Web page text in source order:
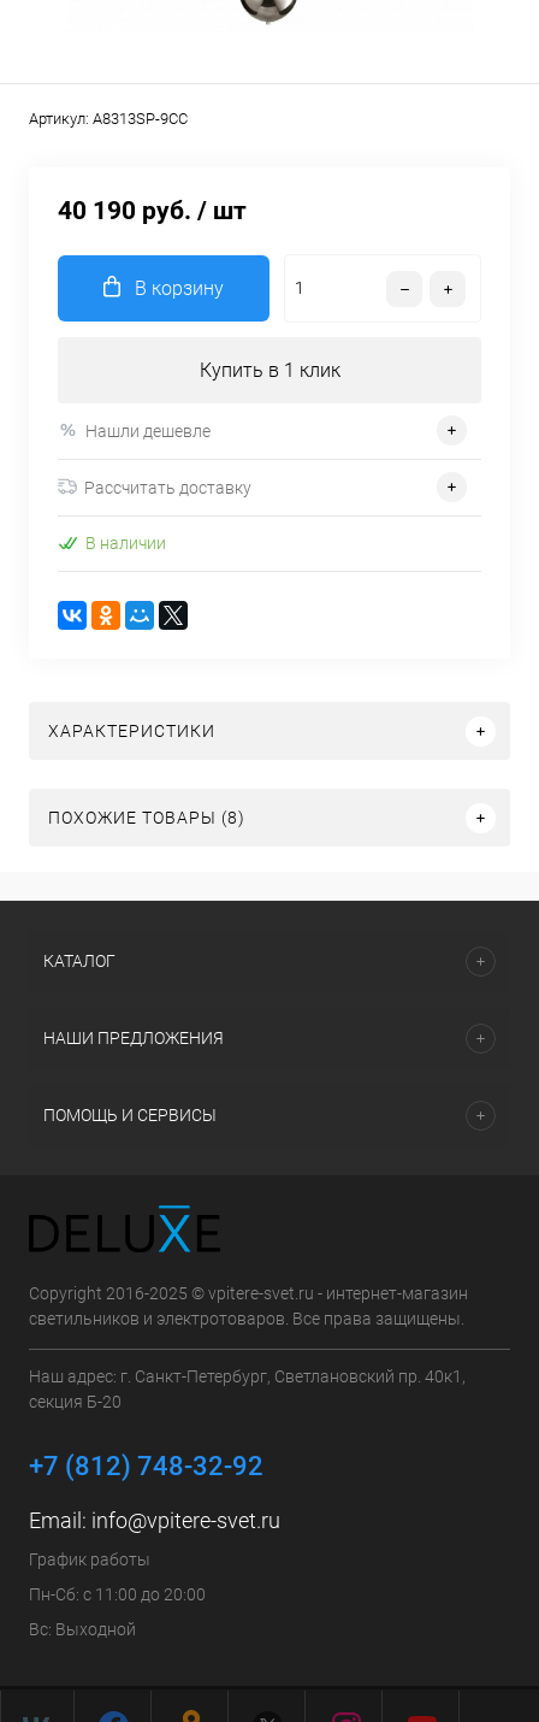
Артикул: A8313SP-9CC
40 190 руб. / шт
В корзину
Купить в 1 клик
Нашли дешевле
Рассчитать доставку
В наличии
ХАРАКТЕРИСТИКИ
ПОХОЖИЕ ТОВАРЫ (8)
КАТАЛОГ
НАШИ ПРЕДЛОЖЕНИЯ
ПОМОЩЬ И СЕРВИСЫ
Copyright 2016-2025 © vpitere-svet.ru - интернет-магазин
светильников и электротоваров. Все права защищены.
Наш адрес: г. Санкт-Петербург, Светлановский пр. 40к1,
секция Б-20
+7 (812) 748-32-92
Email: info@vpitere-svet.ru
График работы
Пн-Сб: с 11:00 до 20:00
Вс: Выходной